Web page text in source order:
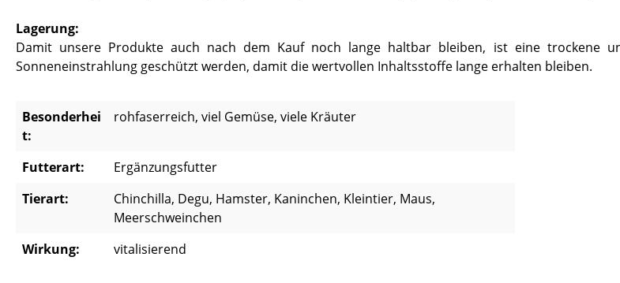
Lagerung:
Damit unsere Produkte auch nach dem Kauf noch lange haltbar bleiben, ist eine trockene
Sonneneinstrahlung geschützt werden, damit die wertvollen Inhaltsstoffe lange erhalten bleiben.
Besonderhei
t:
rohfaserreich, viel Gemüse, viele Kräuter
Futterart:
Ergänzungsfutter
Tierart:
Chinchilla, Degu, Hamster, Kaninchen, Kleintier, Maus,
Meerschweinchen
Wirkung:
vitalisierend